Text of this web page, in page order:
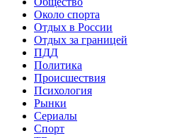
Около спорта
Отдых в России
Отдых за границей
ПДД
Политика
Происшествия
Психология
Рынки
Сериалы
Спорт